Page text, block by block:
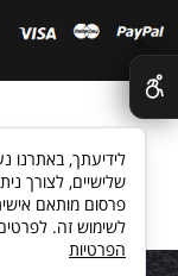
✕
שלישיים, לצורך
פרסום מותאם
לשימוש זה. לפרטים
הפרטיות